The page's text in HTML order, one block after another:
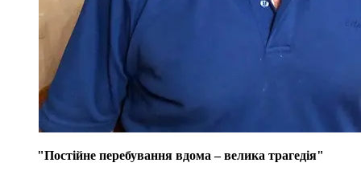
"Постійне перебування вдома – велика трагедія"